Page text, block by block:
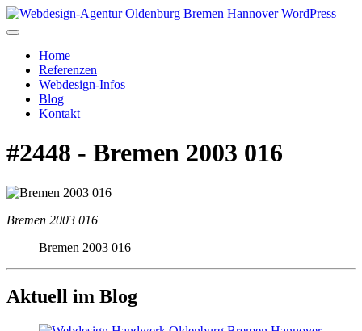
Home
Referenzen
Webdesign-Infos
Blog
Kontakt
#2448 - Bremen 2003 016
Bremen 2003 016
Bremen 2003 016
Aktuell im Blog